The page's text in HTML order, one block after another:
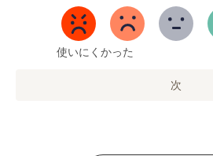
使いにくかった
次